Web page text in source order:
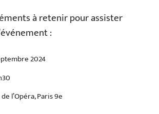
à retenir pour assister
:
2024
l’Opéra, Paris 9e